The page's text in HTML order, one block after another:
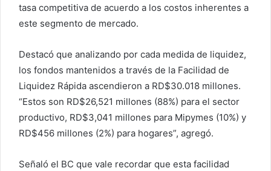
tasa competitiva de acuerdo a los costos inherentes a
este segmento de mercado.
Destacó que analizando por cada medida de liquidez,
los fondos mantenidos a través de la Facilidad de
Liquidez Rápida ascendieron a RD$30.018 millones.
“Estos son RD$26,521 millones (88%) para el sector
productivo, RD$3,041 millones para Mipymes (10%) y
RD$456 millones (2%) para hogares”, agregó.
Señaló el BC que vale recordar que esta facilidad